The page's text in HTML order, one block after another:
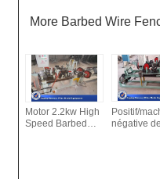
More Barbed Wire
Motor 2.2kw High
Speed Barbed
Positif/
négative de